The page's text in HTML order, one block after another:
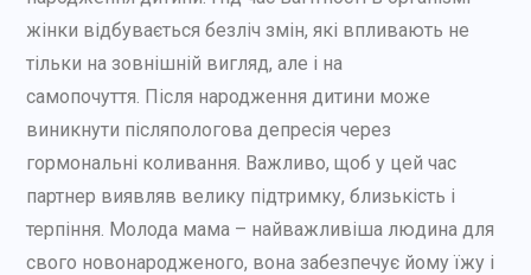
жінки відбувається безліч змін, які впливають не
тільки на зовнішній вигляд, але і на
самопочуття. Після народження дитини може
виникнути післяпологова депресія через
гормональні коливання. Важливо, щоб у цей час
партнер виявляв велику підтримку, близькість і
терпіння. Молода мама – найважливіша людина для
свого новонародженого, вона забезпечує йому їжу і